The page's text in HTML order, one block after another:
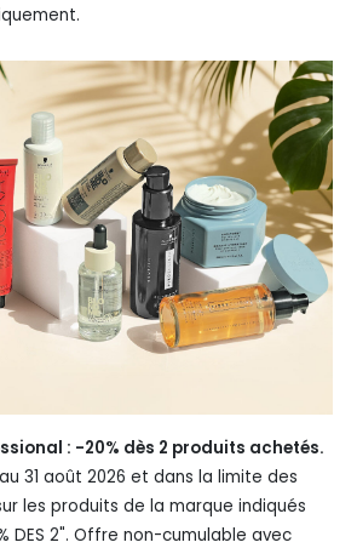
: -20% dès 2 produits achetés.
31 août 2026 et dans la limite des
les produits de la marque indiqués
DES 2". Offre non-cumulable avec